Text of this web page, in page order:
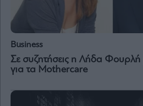
Business
Σε συζητήσεις η Λήδα Φουρλή
για τα Mothercare